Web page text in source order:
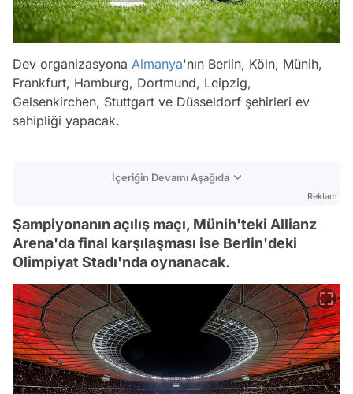
Dev organizasyona Almanya'nın Berlin, Köln, Münih,
Frankfurt, Hamburg, Dortmund, Leipzig,
Gelsenkirchen, Stuttgart ve Düsseldorf şehirleri ev
sahipliği yapacak.
İçeriğin Devamı Aşağıda
Reklam
Şampiyonanın açılış maçı, Münih'teki Allianz
Arena'da final karşılaşması ise Berlin'deki
Olimpiyat Stadı'nda oynanacak.